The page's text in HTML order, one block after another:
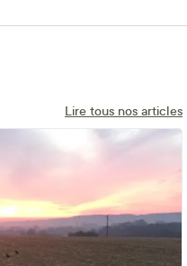
Lire tous nos articles